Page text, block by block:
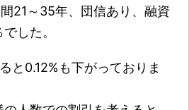
21～35年、団信あり、融資
した。
と0.12%も下がっておりま